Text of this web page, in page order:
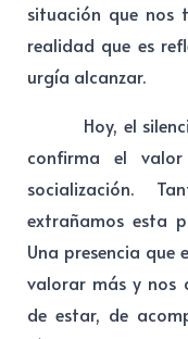
situación que nos
realidad que es
urgía alcanzar.
Hoy, el silencio
confirma el
socialización.
extrañamos esta
Una presencia que
valorar más y nos
de estar, de